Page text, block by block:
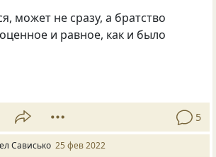
может не сразу, а братство
и равное, как и было
5
Сависько 25 фев 2022